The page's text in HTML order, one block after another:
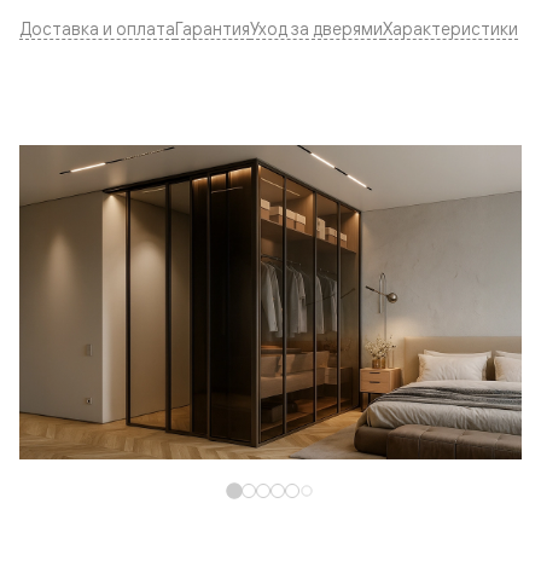
Доставка и оплатаГарантияУход за дверямиХарактеристики